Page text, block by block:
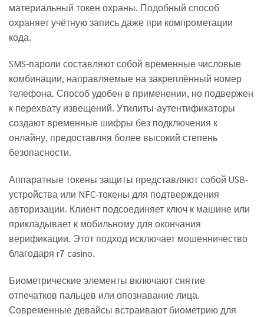
материальный токен охраны. Подобный способ
охраняет учётную запись даже при компрометации
кода.
SMS-пароли составляют собой временные числовые
комбинации, направляемые на закреплённый номер
телефона. Способ удобен в применении, но подвержен
к перехвату извещений. Утилиты-аутентификаторы
создают временные шифры без подключения к
онлайну, предоставляя более высокий степень
безопасности.
Аппаратные токены защиты представляют собой USB-
устройства или NFC-токены для подтверждения
авторизации. Клиент подсоединяет ключ к машине или
прикладывает к мобильному для окончания
верификации. Этот подход исключает мошенничество
благодаря r7 casino.
Биометрические элементы включают снятие
отпечатков пальцев или опознавание лица.
Современные девайсы встраивают биометрию для